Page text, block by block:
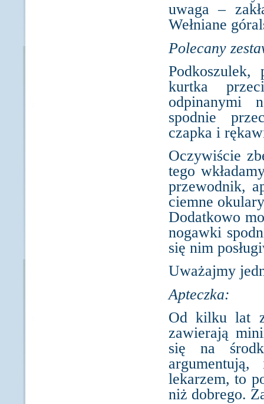
uwaga –
Wełniane
Polecany
kurtka
odpinanymi
spodnie
czapka i
Oczywiście
tego
przewodnik,
ciemne
Dodatkowo
nogawki
się nim
Uważajmy
Apteczka:
Od kilku lat
zawierają
się na
lekarzem, to
niż dobrego.